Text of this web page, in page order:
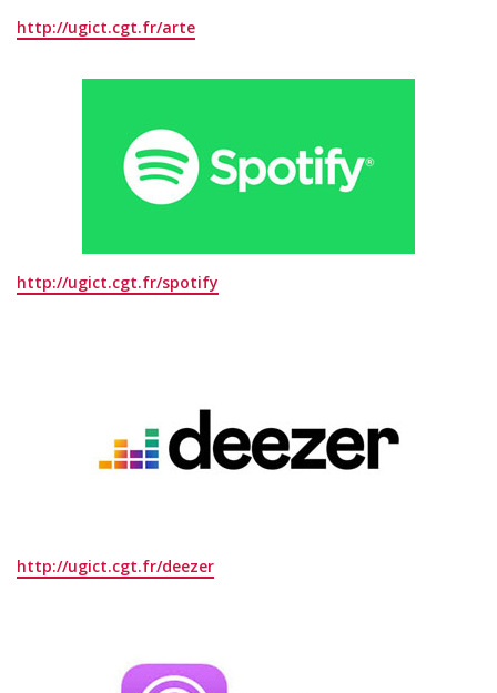
http://ugict.cgt.fr/arte
http://ugict.cgt.fr/spotify
http://ugict.cgt.fr/deezer